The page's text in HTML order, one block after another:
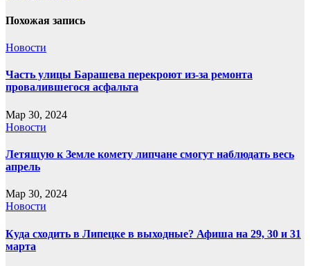
Похожая запись
Новости
Часть улицы Барашева перекроют из-за ремонта
провалившегося асфальта
Мар 30, 2024
Новости
Летящую к Земле комету липчане смогут наблюдать весь
апрель
Мар 30, 2024
Новости
Куда сходить в Липецке в выходные? Афиша на 29, 30 и 31
марта